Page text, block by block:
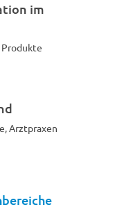
im
Arztpraxen